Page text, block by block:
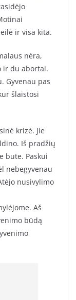
ir visa kita.
nėra,
ir du abortai.
Gyvenau pas
šlaistosi
krizė. Jie
Iš pradžių
bute. Paskui
nebegyvenau
nusivylimo
Aš
būdą